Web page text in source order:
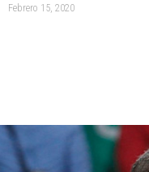
Febrero 15, 2020